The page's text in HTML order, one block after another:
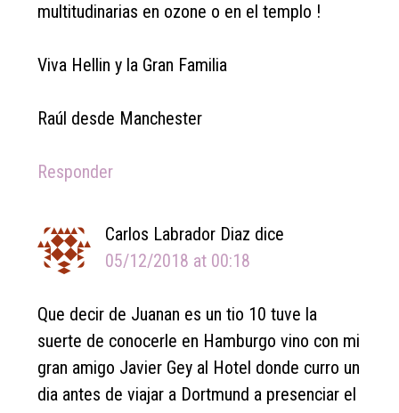
multitudinarias en ozone o en el templo !
Viva Hellin y la Gran Familia
Raúl desde Manchester
Responder
Carlos Labrador Diaz dice
05/12/2018 at 00:18
Que decir de Juanan es un tio 10 tuve la
suerte de conocerle en Hamburgo vino con mi
gran amigo Javier Gey al Hotel donde curro un
dia antes de viajar a Dortmund a presenciar el